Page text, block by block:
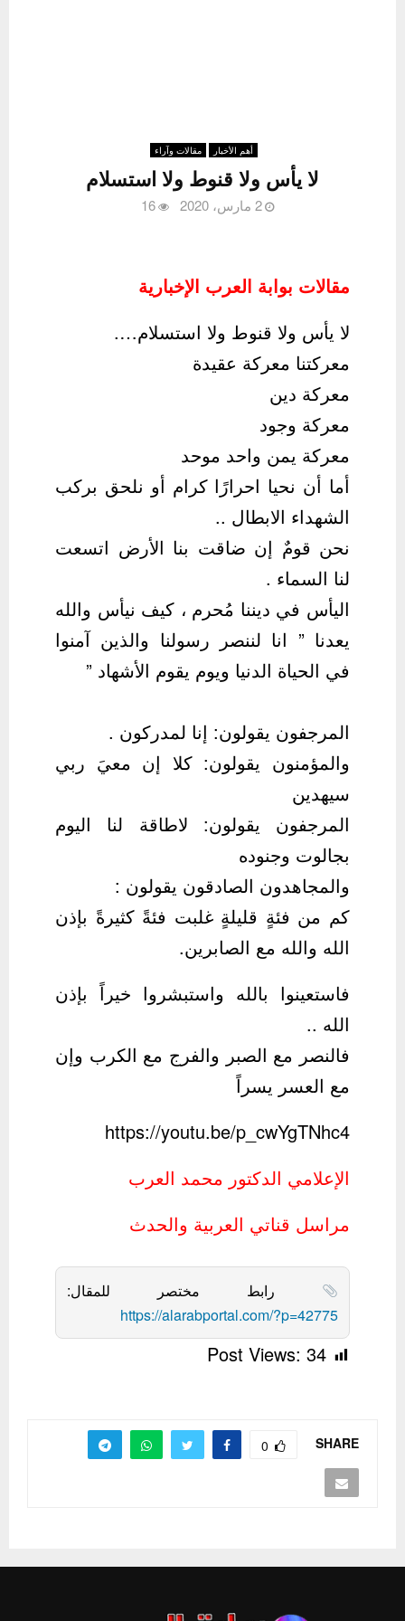
أهم الأخبار مقالات وآراء
لا يأس ولا قنوط ولا استسلام
2 مارس، 2020 16
مقالات بوابة العرب الإخبارية
لا يأس ولا قنوط ولا استسلام….
معركتنا معركة عقيدة
معركة دين
معركة وجود
معركة يمن واحد موحد
أما أن نحيا احرارًا كرام أو نلحق بركب
الشهداء الابطال ..
نحن قومٌ إن ضاقت بنا الأرض اتسعت
لنا السماء .
اليأس في ديننا مُحرم ، كيف نيأس والله
يعدنا ” انا لننصر رسولنا والذين آمنوا
في الحياة الدنيا ويوم يقوم الأشهاد ”
المرجفون يقولون: إنا ‎لمدركون .
والمؤمنون يقولون: كلا إن معيَ ‎ربي
سيهدين
المرجفون يقولون: لاطاقة لنا اليوم
والمجاهدون الصادقون يقولون :
كم من فئةٍ قليلةٍ غلبت فئةً كثيرةً بإذن
الله والله مع الصابرين.
فاستعينوا بالله ‎واستبشروا خيراً بإذن
الله ..
فالنصر مع الصبر والفرج مع الكرب وإن
مع العسر يسراً
https://youtu.be/p_cwYgTNhc4
الإعلامي الدكتور محمد العرب
مراسل قناتي العربية والحدث
رابط مختصر للمقال:
https://alarabportal.com/?p=42775
Post Views: 34
SHARE
0